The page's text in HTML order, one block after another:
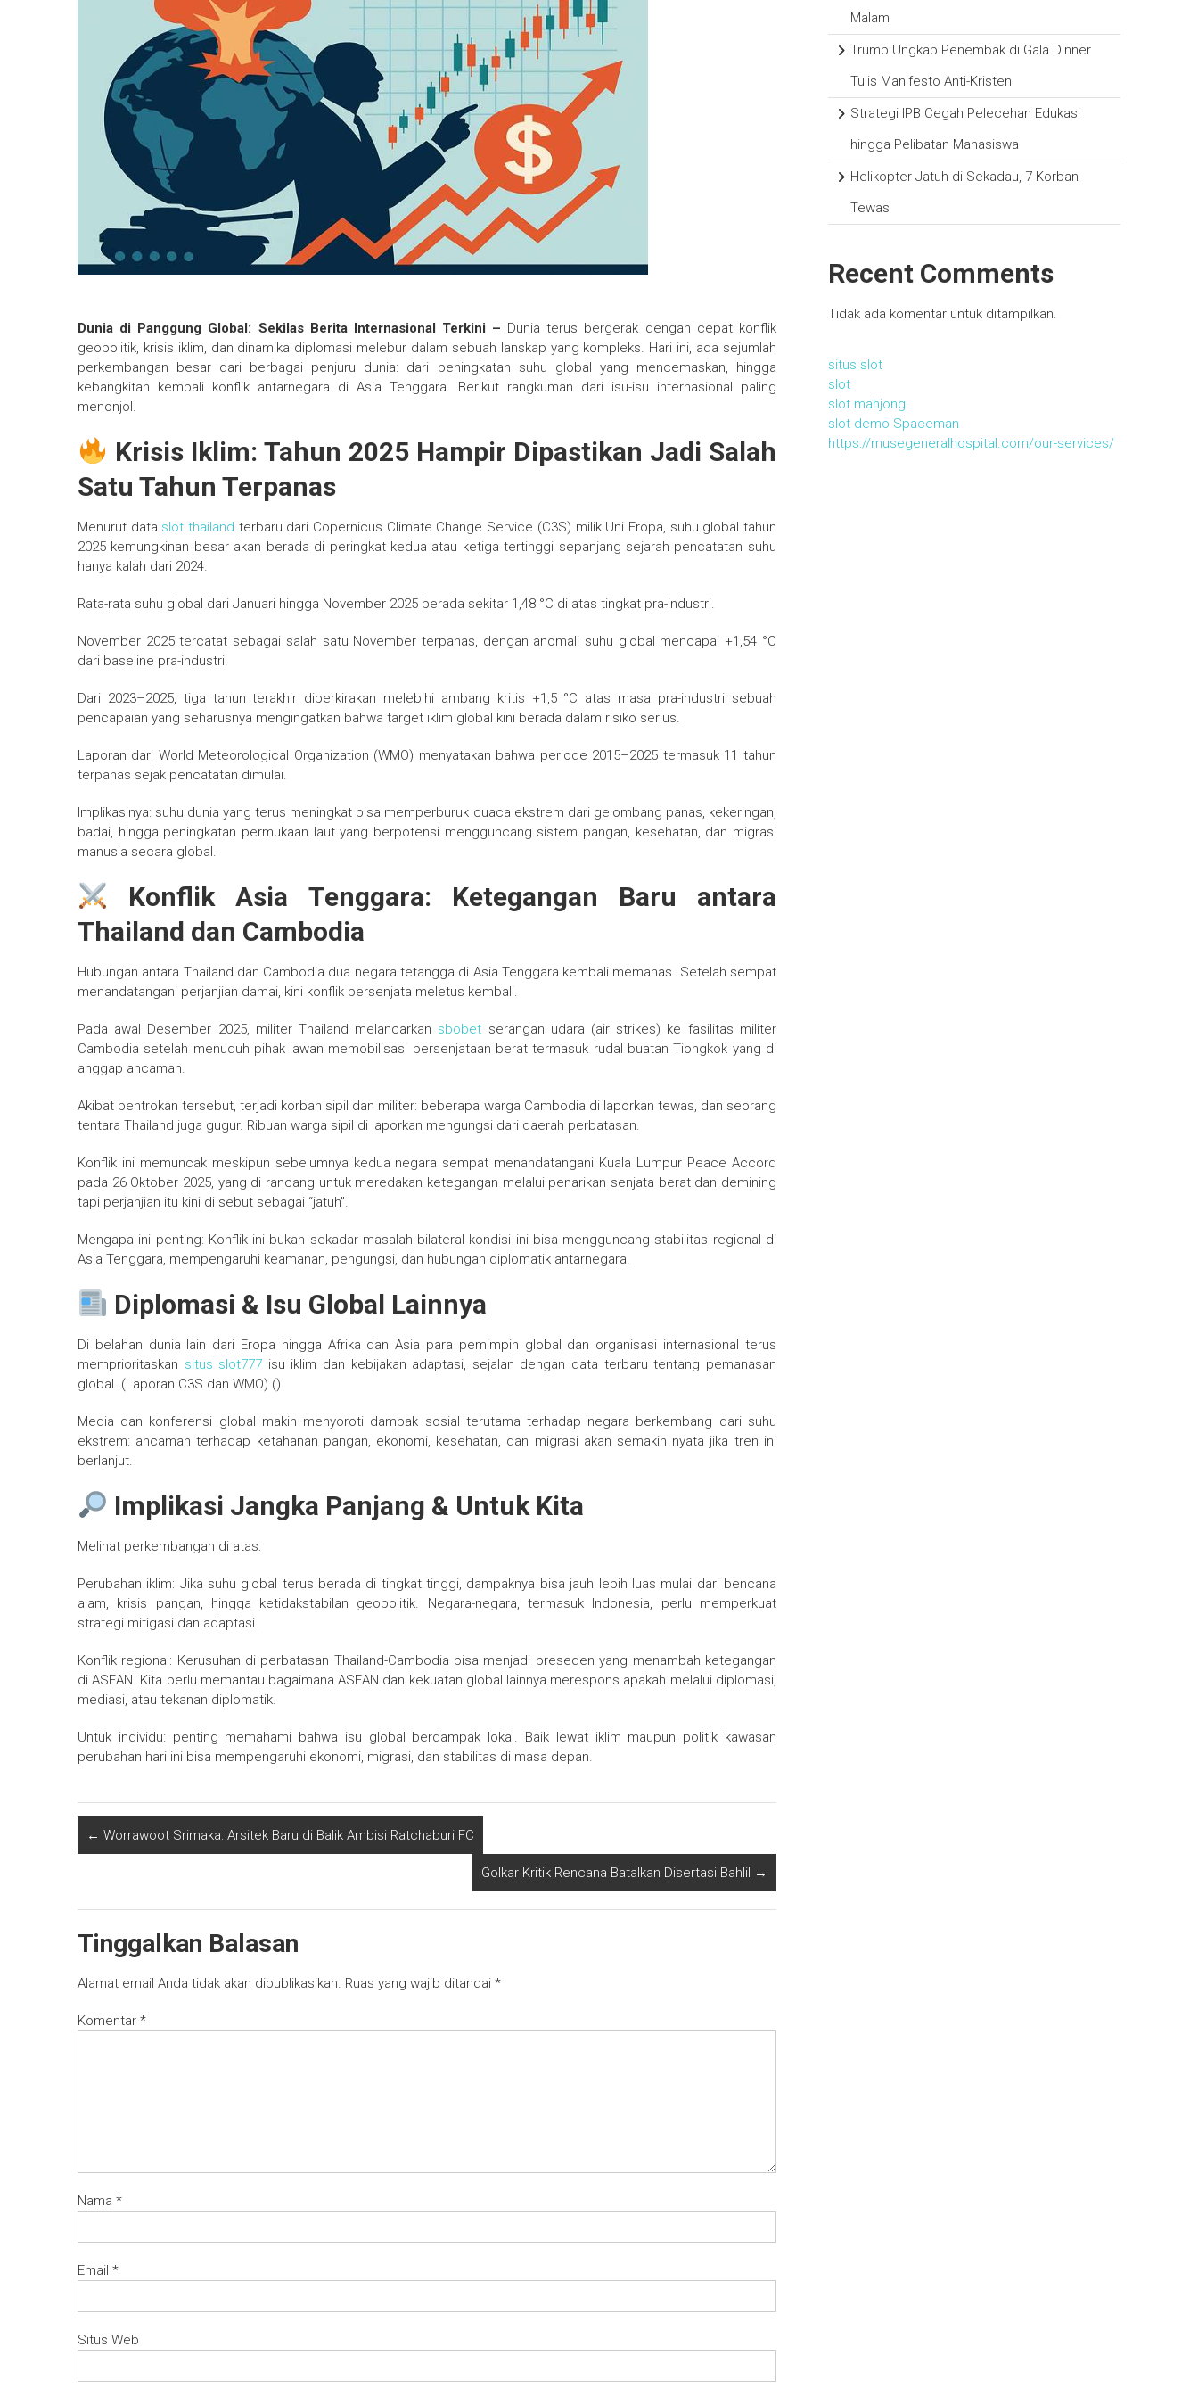
Dunia di Panggung Global: Sekilas Berita Internasional Terkini – Dunia terus bergerak dengan cepat konflik
geopolitik, krisis iklim, dan dinamika diplomasi melebur dalam sebuah lanskap yang kompleks. Hari ini, ada sejumlah
perkembangan besar dari berbagai penjuru dunia: dari peningkatan suhu global yang mencemaskan, hingga
kebangkitan kembali konflik antarnegara di Asia Tenggara. Berikut rangkuman dari isu-isu internasional paling
menonjol.
Krisis Iklim: Tahun 2025 Hampir Dipastikan Jadi Salah
Satu Tahun Terpanas
Menurut data slot thailand terbaru dari Copernicus Climate Change Service (C3S) milik Uni Eropa, suhu global tahun
2025 kemungkinan besar akan berada di peringkat kedua atau ketiga tertinggi sepanjang sejarah pencatatan suhu
hanya kalah dari 2024.
Rata-rata suhu global dari Januari hingga November 2025 berada sekitar 1,48 °C di atas tingkat pra-industri.
November 2025 tercatat sebagai salah satu November terpanas, dengan anomali suhu global mencapai +1,54 °C
dari baseline pra-industri.
Dari 2023–2025, tiga tahun terakhir diperkirakan melebihi ambang kritis +1,5 °C atas masa pra-industri sebuah
pencapaian yang seharusnya mengingatkan bahwa target iklim global kini berada dalam risiko serius.
Laporan dari World Meteorological Organization (WMO) menyatakan bahwa periode 2015–2025 termasuk 11 tahun
terpanas sejak pencatatan dimulai.
Implikasinya: suhu dunia yang terus meningkat bisa memperburuk cuaca ekstrem dari gelombang panas, kekeringan,
badai, hingga peningkatan permukaan laut yang berpotensi mengguncang sistem pangan, kesehatan, dan migrasi
manusia secara global.
Konflik Asia Tenggara: Ketegangan Baru antara
Thailand dan Cambodia
Hubungan antara Thailand dan Cambodia dua negara tetangga di Asia Tenggara kembali memanas. Setelah sempat
menandatangani perjanjian damai, kini konflik bersenjata meletus kembali.
Pada awal Desember 2025, militer Thailand melancarkan sbobet serangan udara (air strikes) ke fasilitas militer
Cambodia setelah menuduh pihak lawan memobilisasi persenjataan berat termasuk rudal buatan Tiongkok yang di
anggap ancaman.
Akibat bentrokan tersebut, terjadi korban sipil dan militer: beberapa warga Cambodia di laporkan tewas, dan seorang
tentara Thailand juga gugur. Ribuan warga sipil di laporkan mengungsi dari daerah perbatasan.
Konflik ini memuncak meskipun sebelumnya kedua negara sempat menandatangani Kuala Lumpur Peace Accord
pada 26 Oktober 2025, yang di rancang untuk meredakan ketegangan melalui penarikan senjata berat dan demining
tapi perjanjian itu kini di sebut sebagai “jatuh”.
Mengapa ini penting: Konflik ini bukan sekadar masalah bilateral kondisi ini bisa mengguncang stabilitas regional di
Asia Tenggara, mempengaruhi keamanan, pengungsi, dan hubungan diplomatik antarnegara.
Diplomasi & Isu Global Lainnya
Di belahan dunia lain dari Eropa hingga Afrika dan Asia para pemimpin global dan organisasi internasional terus
memprioritaskan situs slot777 isu iklim dan kebijakan adaptasi, sejalan dengan data terbaru tentang pemanasan
global. (Laporan C3S dan WMO) ()
Media dan konferensi global makin menyoroti dampak sosial terutama terhadap negara berkembang dari suhu
ekstrem: ancaman terhadap ketahanan pangan, ekonomi, kesehatan, dan migrasi akan semakin nyata jika tren ini
berlanjut.
Implikasi Jangka Panjang & Untuk Kita
Melihat perkembangan di atas:
Perubahan iklim: Jika suhu global terus berada di tingkat tinggi, dampaknya bisa jauh lebih luas mulai dari bencana
alam, krisis pangan, hingga ketidakstabilan geopolitik. Negara-negara, termasuk Indonesia, perlu memperkuat
strategi mitigasi dan adaptasi.
Konflik regional: Kerusuhan di perbatasan Thailand-Cambodia bisa menjadi preseden yang menambah ketegangan
di ASEAN. Kita perlu memantau bagaimana ASEAN dan kekuatan global lainnya merespons apakah melalui diplomasi,
mediasi, atau tekanan diplomatik.
Untuk individu: penting memahami bahwa isu global berdampak lokal. Baik lewat iklim maupun politik kawasan
perubahan hari ini bisa mempengaruhi ekonomi, migrasi, dan stabilitas di masa depan.
← Worrawoot Srimaka: Arsitek Baru di Balik Ambisi Ratchaburi FC
Golkar Kritik Rencana Batalkan Disertasi Bahlil →
Tinggalkan Balasan
Alamat email Anda tidak akan dipublikasikan. Ruas yang wajib ditandai *
Komentar *
Nama *
Email *
Situs Web
Malam
Trump Ungkap Penembak di Gala Dinner
Tulis Manifesto Anti-Kristen
Strategi IPB Cegah Pelecehan Edukasi
hingga Pelibatan Mahasiswa
Helikopter Jatuh di Sekadau, 7 Korban
Tewas
Recent Comments
Tidak ada komentar untuk ditampilkan.
situs slot
slot
slot mahjong
slot demo Spaceman
https://musegeneralhospital.com/our-services/